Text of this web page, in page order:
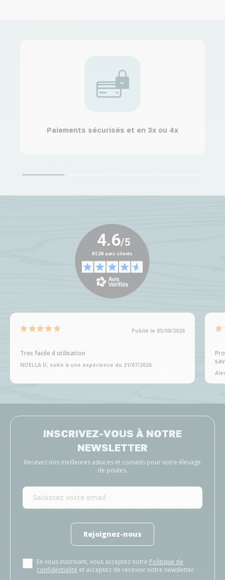
Paiements sécurisés et en 3x ou 4x
Publié le 05/08/2026
Tres facile d utilisation
NOELLA D, suite à une expérience du 21/07/2026
INSCRIVEZ-VOUS À NOTRE
NEWSLETTER
Recevez nos meilleures astuces et conseils pour votre élevage
de poules.
Rejoignez-nous
En vous inscrivant, vous acceptez notre Politique de
confidentialité et acceptez de recevoir notre newsletter.